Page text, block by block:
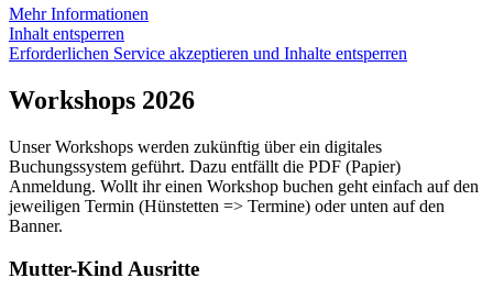
Mehr Informationen
Inhalt entsperren
Erforderlichen Service akzeptieren und Inhalte entsperren
Workshops 2026
Unser Workshops werden zukünftig über ein digitales
Buchungssystem geführt. Dazu entfällt die PDF (Papier)
Anmeldung. Wollt ihr einen Workshop buchen geht einfach auf den
jeweiligen Termin (Hünstetten => Termine) oder unten auf den
Banner.
Mutter-Kind Ausritte